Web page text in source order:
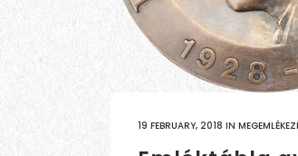
19 FEBRUARY, 2018 IN